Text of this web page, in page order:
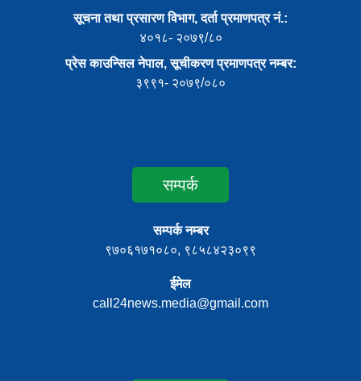
सूचना तथा प्रसारण विभाग, दर्ता प्रमाणपत्र नं.:
४०१८- २०७९/८०
प्रेस काउन्सिल नेपाल, सूचीकरण प्रमाणपत्र नम्बर:
३९९१- २०७९/०८०
सम्पर्क
सम्पर्क नम्बर
९७०६१७१०८०, ९८५८४२३०९९
ईमेल
call24news.media@gmail.com